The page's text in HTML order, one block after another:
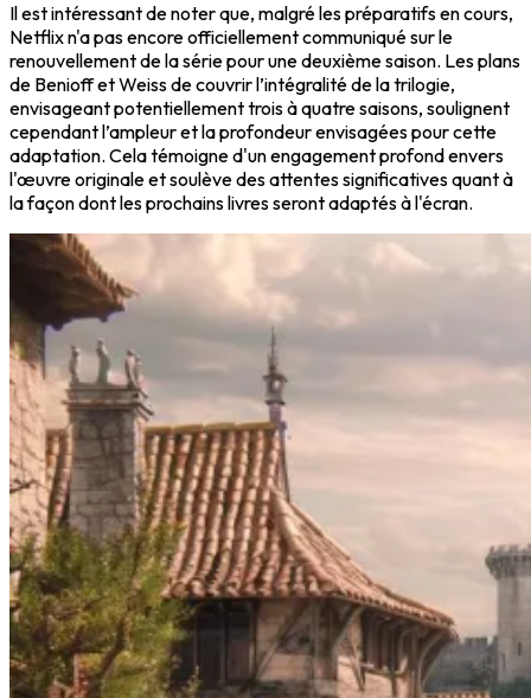
Il est intéressant de noter que, malgré les préparatifs en cours,
Netflix n'a pas encore officiellement communiqué sur le
renouvellement de la série pour une deuxième saison. Les plans
de Benioff et Weiss de couvrir l’intégralité de la trilogie,
envisageant potentiellement trois à quatre saisons, soulignent
cependant l’ampleur et la profondeur envisagées pour cette
adaptation. Cela témoigne d'un engagement profond envers
l'œuvre originale et soulève des attentes significatives quant à
la façon dont les prochains livres seront adaptés à l'écran.